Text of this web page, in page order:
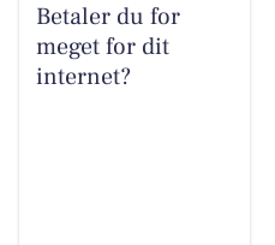
Betaler du for
meget for dit
internet?